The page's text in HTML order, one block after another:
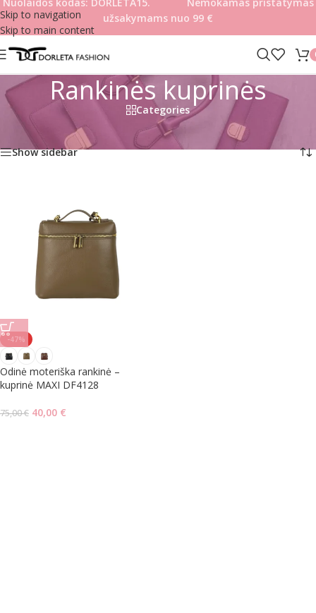
Skip to navigation
Skip to main content
užsakymams nuo 99 €
Rankinės kuprinės
Categories
Pradžia
Produkto Tipas Rankinės kuprinės Rezultatų: 1
Show sidebar
-47%
Odinė moteriška rankinė –
kuprinė MAXI DF4128
75,00€ 40,00 €